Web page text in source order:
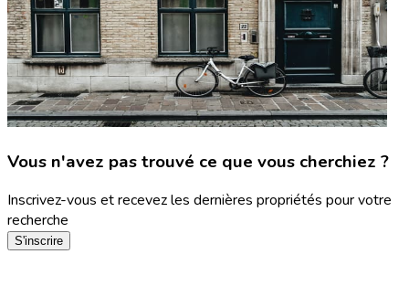
Vous n'avez pas trouvé ce que vous cherchiez ?
Inscrivez-vous et recevez les dernières propriétés pour votre
recherche
S'inscrire